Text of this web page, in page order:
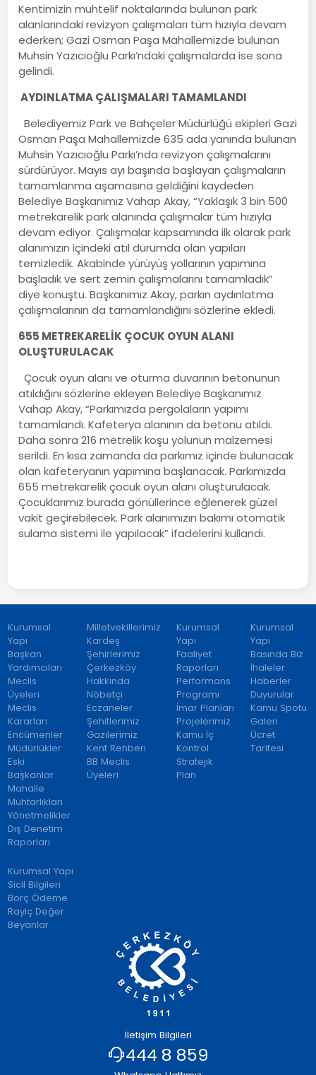
Kentimizin muhtelif noktalarında bulunan park
alanlarındaki revizyon çalışmaları tüm hızıyla devam
ederken; Gazi Osman Paşa Mahallemizde bulunan
Muhsin Yazıcıoğlu Parkı’ndaki çalışmalarda ise sona
gelindi.
AYDINLATMA ÇALIŞMALARI TAMAMLANDI
Belediyemiz Park ve Bahçeler Müdürlüğü ekipleri Gazi
Osman Paşa Mahallemizde 635 ada yanında bulunan
Muhsin Yazıcıoğlu Parkı’nda revizyon çalışmalarını
sürdürüyor. Mayıs ayı başında başlayan çalışmaların
tamamlanma aşamasına geldiğini kaydeden
Belediye Başkanımız Vahap Akay, “Yaklaşık 3 bin 500
metrekarelik park alanında çalışmalar tüm hızıyla
devam ediyor. Çalışmalar kapsamında ilk olarak park
alanımızın içindeki atıl durumda olan yapıları
temizledik. Akabinde yürüyüş yollarının yapımına
başladık ve sert zemin çalışmalarını tamamladık”
diye konuştu. Başkanımız Akay, parkın aydınlatma
çalışmalarının da tamamlandığını sözlerine ekledi.
655 METREKARELİK ÇOCUK OYUN ALANI
OLUŞTURULACAK
Çocuk oyun alanı ve oturma duvarının betonunun
atıldığını sözlerine ekleyen Belediye Başkanımız
Vahap Akay, “Parkımızda pergolaların yapımı
tamamlandı. Kafeterya alanının da betonu atıldı.
Daha sonra 216 metrelik koşu yolunun malzemesi
serildi. En kısa zamanda da parkımız içinde bulunacak
olan kafeteryanın yapımına başlanacak. Parkımızda
655 metrekarelik çocuk oyun alanı oluşturulacak.
Çocuklarımız burada gönüllerince eğlenerek güzel
vakit geçirebilecek. Park alanımızın bakımı otomatik
sulama sistemi ile yapılacak” ifadelerini kullandı.
Kurumsal
Yapı
Başkan
Yardımcıları
Meclis
Üyeleri
Meclis
Kararları
Encümenler
Müdürlükler
Eski
Başkanlar
Mahalle
Muhtarlıkları
Yönetmelikler
Dış Denetim
Raporları
Milletvekillerimiz
Kardeş
Şehirlerimiz
Çerkezköy
Hakkında
Nöbetçi
Eczaneler
Şehitlerimiz
Gazilerimiz
Kent Rehberi
BB Meclis
Üyeleri
Kurumsal
Yapı
Faaliyet
Raporları
Performans
Programı
İmar Planları
Projelerimiz
Kamu İç
Kontrol
Stratejik
Plan
Kurumsal
Yapı
Basında Biz
İhaleler
Haberler
Duyurular
Kamu Spotu
Galeri
Ücret
Tarifesi
Kurumsal Yapı
Sicil Bilgileri
Borç Ödeme
Rayiç Değer
Beyanlar
İletişim Bilgileri
444 8 859